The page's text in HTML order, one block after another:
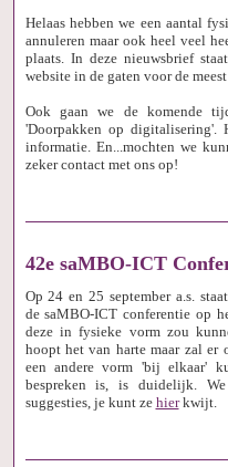
Helaas hebben we een aantal
annuleren maar ook heel veel
plaats. In deze nieuwsbrief
website in de gaten voor de
Ook gaan we de komende
'Doorpakken op digitalisering'.
informatie. En...mochten we
zeker contact met ons op!
42e saMBO-ICT
Op 24 en 25 september a.s. staat
de saMBO-ICT conferentie op
deze in fysieke vorm zou
hoopt het van harte maar zal er
een andere vorm 'bij elkaar'
bespreken is, is duidelijk.
suggesties, je kunt ze hierkwijt.